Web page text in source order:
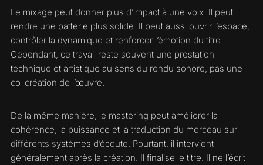
Le mixage peut donner plus d’impact à une voix. Il peut
rendre une batterie plus solide. Il peut aussi ouvrir l’espace,
contrôler la dynamique et renforcer l’émotion du titre.
Cependant, ce travail reste souvent une prestation
technique et artistique au sens du rendu sonore, pas une
co-création de l’œuvre.
De la même manière, le mastering peut améliorer la
cohérence, la puissance et la traduction du morceau sur
différents systèmes d’écoute. Pourtant, il intervient
généralement après la création. Il finalise le titre. Il ne l’écrit